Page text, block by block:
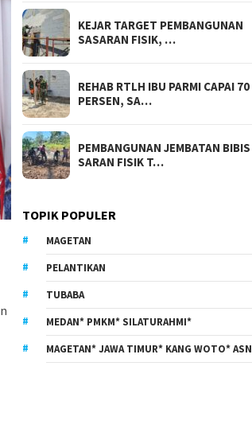
KEJAR TARGET PEMBANGUNAN
SASARAN FISIK, …
REHAB RTLH IBU PARMI CAPAI 70
PERSEN, SA…
PEMBANGUNAN JEMBATAN BIBIS
SARAN FISIK T…
TOPIK POPULER
MAGETAN
PELANTIKAN
TUBABA
MEDAN* PMKM* SILATURAHMI*
MAGETAN* JAWA TIMUR* KANG WOTO* ASN